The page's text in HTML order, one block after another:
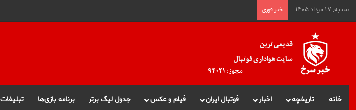
شنبه, ۱۷ مرداد ۱۴۰۵ خبر فوری
خانه تاریخچه اخبار فوتبال ایران فیلم و عکس جدول لیگ برتر برنامه بازی‌ها تبلیغات